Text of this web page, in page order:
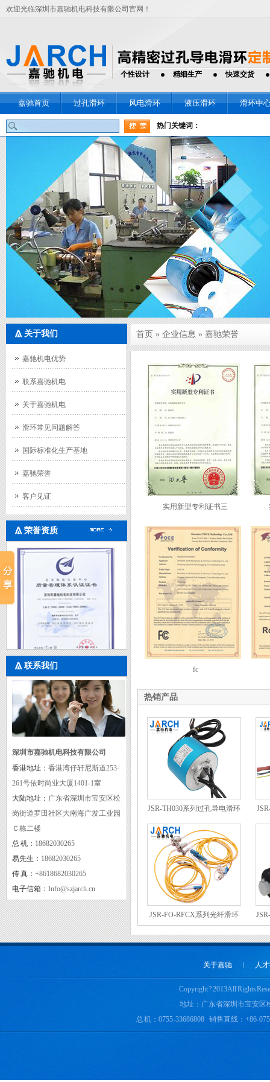
欢迎光临深圳市嘉驰机电科技有限公司官网！
个性设计 精细生产 快速交货
嘉驰首页 过孔滑环 风电滑环 液压滑环 滑环中
热门关键词：
关于我们
嘉驰机电优势
联系嘉驰机电
关于嘉驰机电
滑环常见问题解答
国际标准化生产基地
嘉驰荣誉
客户见证
荣誉资质
质量管理体系认证证书
联系我们
深圳市嘉驰机电科技有限公司
香港地址： 香港湾仔轩尼斯道253-
261号依时尚业大厦1401-1室
大陆地址： 广东省深圳市宝安区松
岗街道罗田社区大南海广发工业园
Ｃ栋二楼
总 机： 18682030265
易先生： 18682030265
传 真： +8618682030265
电子信箱： Info@szjarch.cn
首页 » 企业信息 » 嘉驰荣誉
实用新型专利证书三
fc
热销产品
JSR-TH030系列过孔导电滑环
JSR-FO-RFCX系列光纤滑环
关于嘉驰 ︱ 人
Copyright ? 2013 All Rights
地址：广东省深圳市宝安区
总 机：0755-33686808 销售直线：+86-